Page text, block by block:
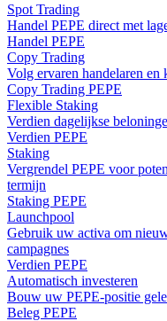
Spot Trading
Handel PEPE direct met
Handel PEPE
Copy Trading
Volg ervaren handelaren en
Copy Trading PEPE
Flexible Staking
Verdien dagelijkse
Verdien PEPE
Staking
Vergrendel PEPE voor
termijn
Staking PEPE
Launchpool
Gebruik uw activa om
campagnes
Verdien PEPE
Automatisch investeren
Bouw uw PEPE-positie
Beleg PEPE